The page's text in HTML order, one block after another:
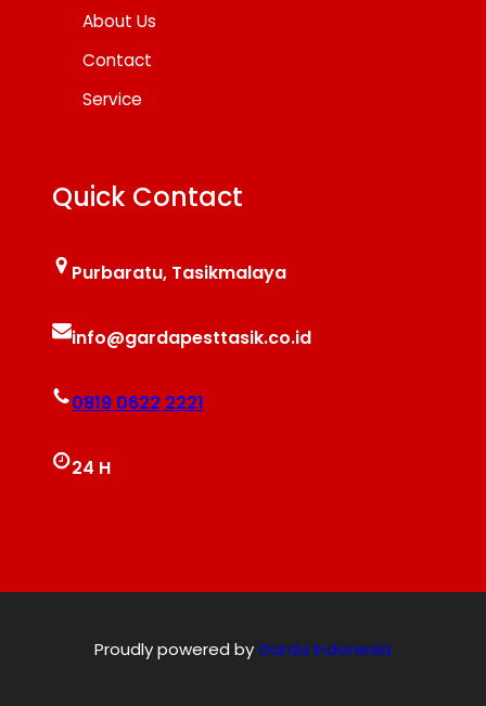
About Us
Contact
Service
Quick Contact
Purbaratu, Tasikmalaya
info@gardapesttasik.co.id
0819 0622 2221
24 H
Proudly powered byGarda Indonesia